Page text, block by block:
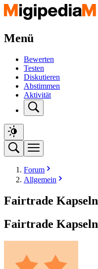
Menü
Bewerten
Testen
Diskutieren
Abstimmen
Aktivität
Forum
Allgemein
Fairtrade Kapseln
Fairtrade Kapseln